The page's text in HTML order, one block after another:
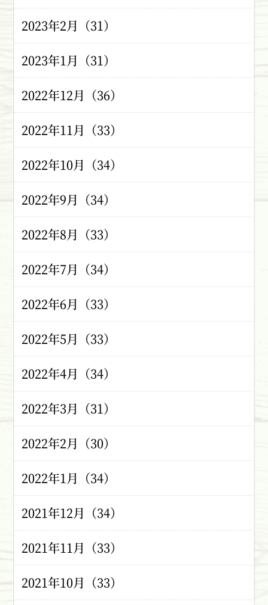
2023年2月（31）
2023年1月（31）
2022年12月（36）
2022年11月（33）
2022年10月（34）
2022年9月（34）
2022年8月（33）
2022年7月（34）
2022年6月（33）
2022年5月（33）
2022年4月（34）
2022年3月（31）
2022年2月（30）
2022年1月（34）
2021年12月（34）
2021年11月（33）
2021年10月（33）